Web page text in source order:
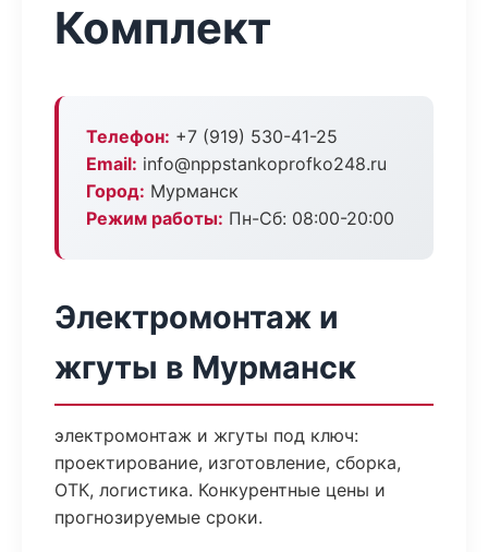
Комплект
Телефон: +7 (919) 530-41-25
Email: info@nppstankoprofko248.ru
Город: Мурманск
Режим работы: Пн-Сб: 08:00-20:00
Электромонтаж и
жгуты в Мурманск
электромонтаж и жгуты под ключ:
проектирование, изготовление, сборка,
ОТК, логистика. Конкурентные цены и
прогнозируемые сроки.